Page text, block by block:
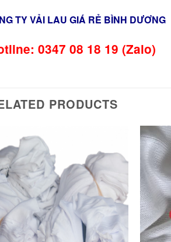
TY VẢI LAU GIÁ RẺ BÌNH DƯƠNG
0347 08 18 19 (Zalo)
PRODUCTS